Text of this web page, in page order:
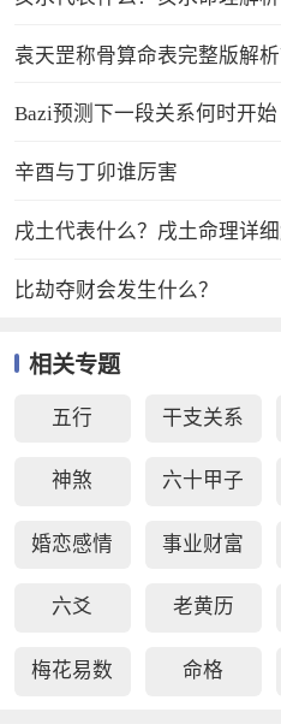
袁天罡称骨算命表完整版解析
Bazi预测下一段关系何时开始
辛酉与丁卯谁厉害
戌土代表什么？戌土命理详
比劫夺财会发生什么？
相关专题
五行 干支关系
神煞 六十甲子
婚恋感情 事业财富
六爻 老黄历
梅花易数 命格